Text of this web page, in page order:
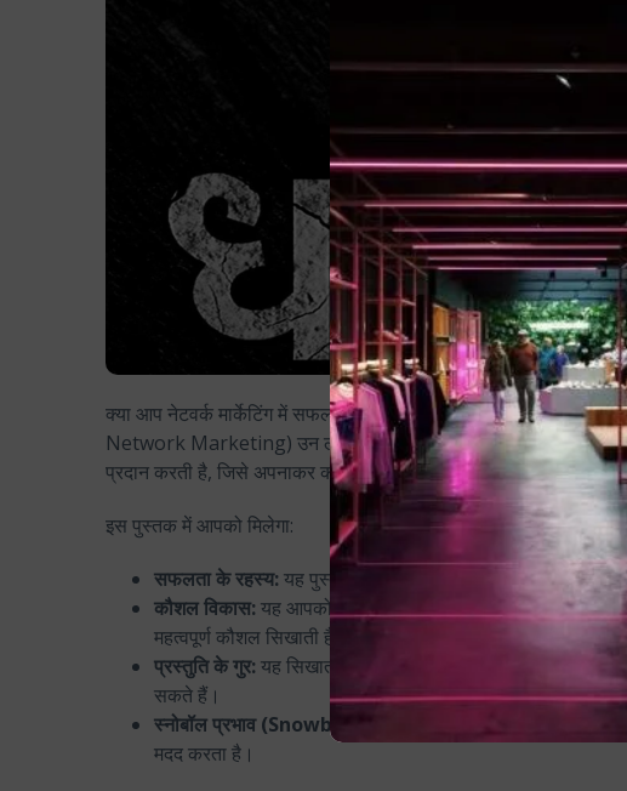
क्या आप नेटवर्क मार्केटिंग में सफल होना चाहते हैं? पुष्कर राज ठाकुर द्वारा
Network Marketing) उन लोगों के लिए है जो इस क्षेत्र में अपनी
प्रदान करती है, जिसे अपनाकर कोई भी इस व्यवसाय में सफलता पा सकता है।
इस पुस्तक में आपको मिलेगा:
सफलता के रहस्य: यह पुस्तक उन रहस्यों को उजागर करती है जो
कौशल विकास: यह आपको प्रोस्पेक्टिंग, संपर्क-सूची बनाने, आमंत्रण
महत्वपूर्ण कौशल सिखाती है।
प्रस्तुति के गुर: यह सिखाती है कि कैसे प्रभावी प्रस्तुति
सकते हैं।
स्नोबॉल प्रभाव (Snowball Effect):
मदद करता है।